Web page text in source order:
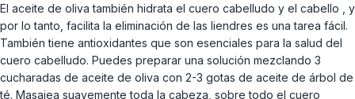
El aceite de oliva también hidrata el cuero cabelludo y el cabello , y
por lo tanto, facilita la eliminación de las liendres es una tarea fácil.
También tiene antioxidantes que son esenciales para la salud del
cuero cabelludo. Puedes preparar una solución mezclando 3
cucharadas de aceite de oliva con 2-3 gotas de aceite de árbol de
té. Masajea suavemente toda la cabeza, sobre todo el cuero